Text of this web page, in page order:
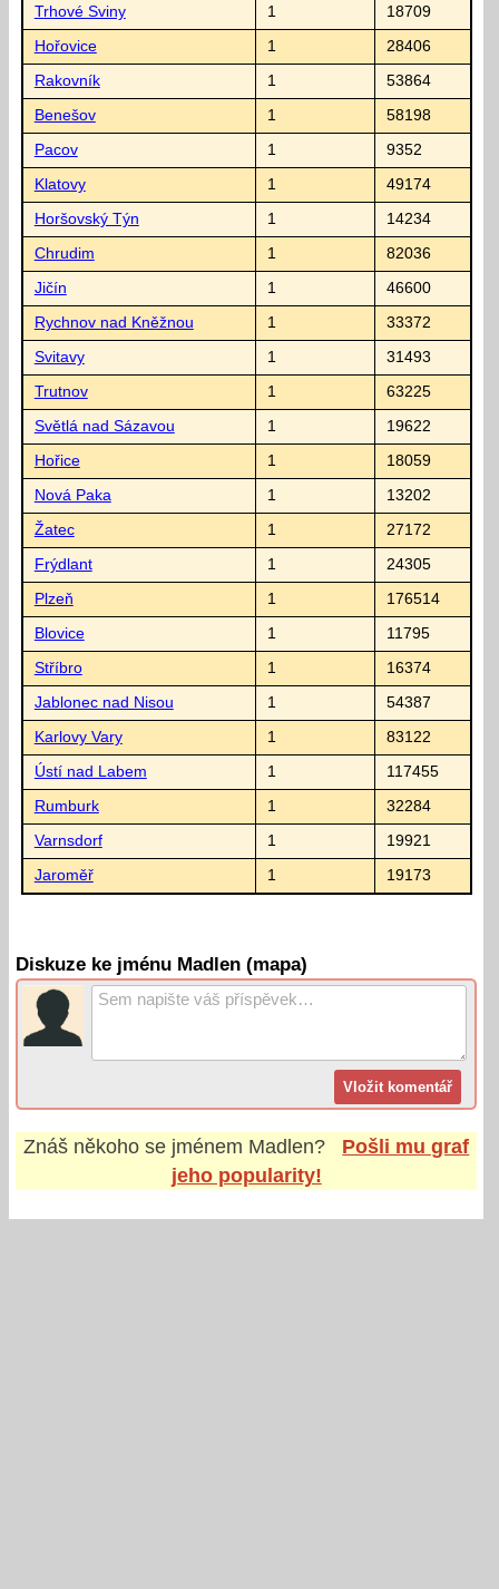
Trhové Sviny 1 18709
Hořovice 1 28406
Rakovník 1 53864
Benešov 1 58198
Pacov 1 9352
Klatovy 1 49174
Horšovský Týn 1 14234
Chrudim 1 82036
Jičín 1 46600
Rychnov nad Kněžnou 1 33372
Svitavy 1 31493
Trutnov 1 63225
Světlá nad Sázavou 1 19622
Hořice 1 18059
Nová Paka 1 13202
Žatec 1 27172
Frýdlant 1 24305
Plzeň 1 176514
Blovice 1 11795
Stříbro 1 16374
Jablonec nad Nisou 1 54387
Karlovy Vary 1 83122
Ústí nad Labem 1 117455
Rumburk 1 32284
Varnsdorf 1 19921
Jaroměř 1 19173
Diskuze ke jménu Madlen (mapa)
Znáš někoho se jménem Madlen?
Pošli mu graf
jeho popularity!